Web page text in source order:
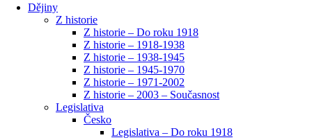
Dějiny
Z historie
Z historie – Do roku 1918
Z historie – 1918-1938
Z historie – 1938-1945
Z historie – 1945-1970
Z historie – 1971-2002
Z historie – 2003 – Současnost
Legislativa
Česko
Legislativa – Do roku 1918